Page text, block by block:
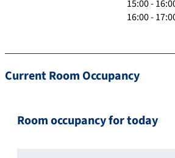
15:00 -
16:00 -
Current Room Occupancy
Room occupancy for today